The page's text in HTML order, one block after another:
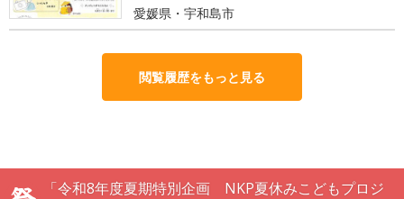
愛媛県・宇和島市
閲覧履歴をもっと見る
「令和8年度夏期特別企画 NKP夏休みこどもプロジ